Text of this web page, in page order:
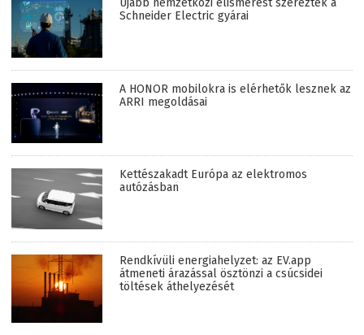
Újabb nemzetközi elismerést szereztek a
Schneider Electric gyárai
A HONOR mobilokra is elérhetők lesznek az
ARRI megoldásai
Kettészakadt Európa az elektromos
autózásban
Rendkívüli energiahelyzet: az EV.app
átmeneti árazással ösztönzi a csúcsidei
töltések áthelyezését